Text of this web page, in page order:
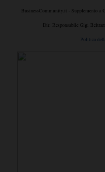
BusinessCommunity.it - Supplemento
Dir. Responsabile Gigi
Politica